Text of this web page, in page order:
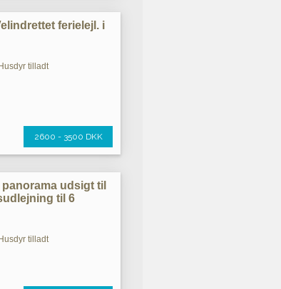
ferielejl. i
tilladt
2600 - 3500 DKK
udsigt til
til 6
tilladt